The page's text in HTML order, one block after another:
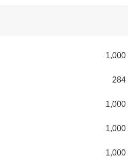
1,000
284
1,000
1,000
1,000